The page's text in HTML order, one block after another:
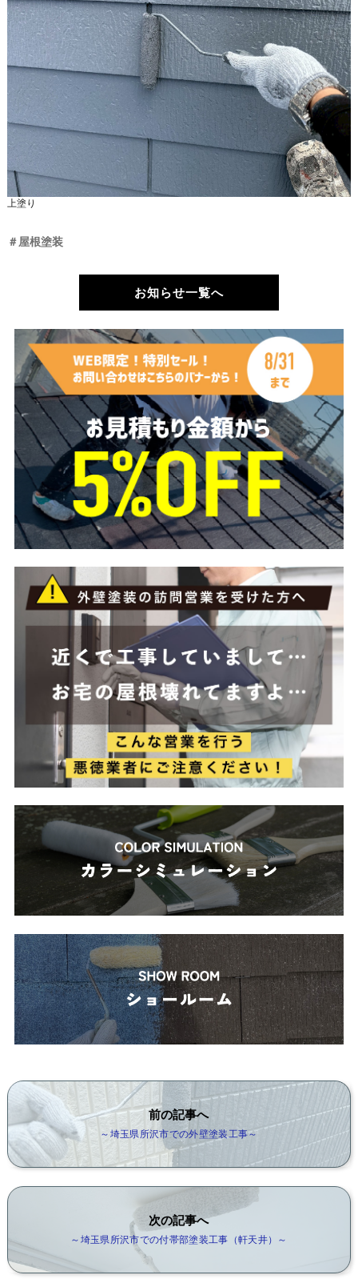
上塗り
＃屋根塗装
お知らせ一覧へ
前の記事へ
～埼玉県所沢市での外壁塗装工事～
次の記事へ
～埼玉県所沢市での付帯部塗装工事（軒天井）～